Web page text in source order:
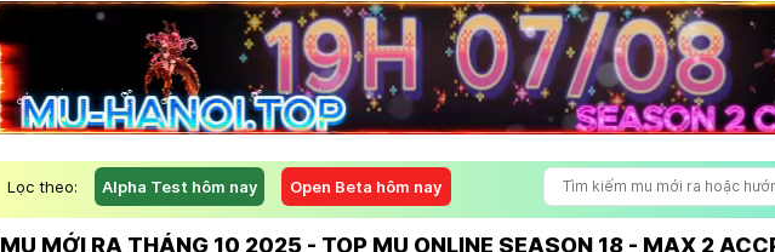
Lọc theo: Alpha Test hôm nay Open Beta hôm nay
MU MỚI RA THÁNG 10 2025 - TOP MU ONLINE SEASON 18 - MAX 2